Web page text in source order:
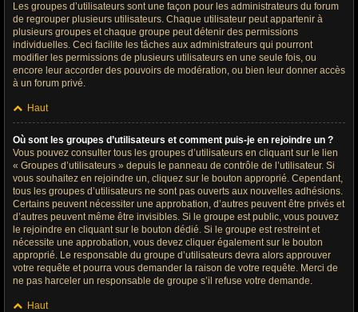
Les groupes d’utilisateurs sont une façon pour les administrateurs du forum
de regrouper plusieurs utilisateurs. Chaque utilisateur peut appartenir à
plusieurs groupes et chaque groupe peut détenir des permissions
individuelles. Ceci facilite les tâches aux administrateurs qui pourront
modifier les permissions de plusieurs utilisateurs en une seule fois, ou
encore leur accorder des pouvoirs de modération, ou bien leur donner accès
à un forum privé.
Haut
Où sont les groupes d’utilisateurs et comment puis-je en rejoindre un ?
Vous pouvez consulter tous les groupes d’utilisateurs en cliquant sur le lien
« Groupes d’utilisateurs » depuis le panneau de contrôle de l’utilisateur. Si
vous souhaitez en rejoindre un, cliquez sur le bouton approprié. Cependant,
tous les groupes d’utilisateurs ne sont pas ouverts aux nouvelles adhésions.
Certains peuvent nécessiter une approbation, d’autres peuvent être privés et
d’autres peuvent même être invisibles. Si le groupe est public, vous pouvez
le rejoindre en cliquant sur le bouton dédié. Si le groupe est restreint et
nécessite une approbation, vous devez cliquer également sur le bouton
approprié. Le responsable du groupe d’utilisateurs devra alors approuver
votre requête et pourra vous demander la raison de votre requête. Merci de
ne pas harceler un responsable de groupe s’il refuse votre demande.
Haut